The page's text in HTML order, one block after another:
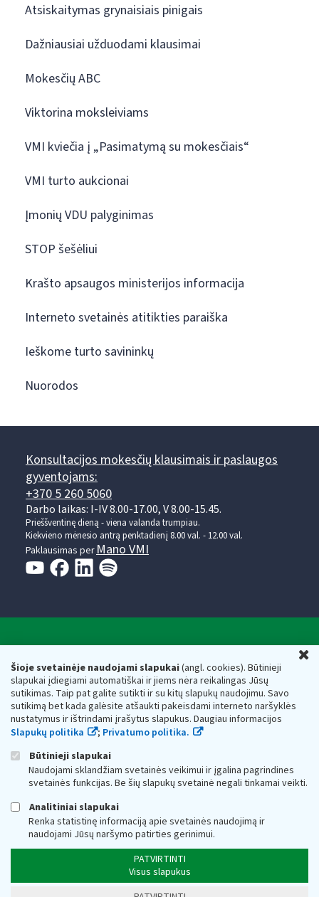
Šioje svetainėje naudojami slapukai(angl. cookies). Būtinieji
slapukai įdiegiami automatiškai ir jiems nėra reikalingas Jūsų
sutikimas. Taip pat galite sutikti ir su kitų slapukų naudojimu. Savo
sutikimą bet kada galėsite atšaukti pakeisdami interneto naršyklės
nustatymus ir ištrindami įrašytus slapukus. Daugiau informacijos
Slapukų politika
; Privatumo politika.
Būtinieji slapukai
Naudojami sklandžiam svetainės veikimui ir įgalina pagrindines
svetainės funkcijas. Be šių slapukų svetainė negali tinkamai veikti.
Analitiniai slapukai
Renka statistinę informaciją apie svetainės naudojimą ir
naudojami Jūsų naršymo patirties gerinimui.
PATVIRTINTI
Visus slapukus
Atsiskaitymas grynaisiais pinigais
Dažniausiai užduodami klausimai
Mokesčių ABC
Viktorina moksleiviams
VMI kviečia į „Pasimatymą su mokesčiais“
VMI turto aukcionai
Įmonių VDU palyginimas
STOP šešėliui
Krašto apsaugos ministerijos informacija
Interneto svetainės atitikties paraiška
Ieškome turto savininkų
Nuorodos
Konsultacijos mokesčių klausimais ir paslaugos
gyventojams:
+370 5 260 5060
Darbo laikas: I-IV 8.00-17.00, V 8.00-15.45.
Prieššventinę dieną - viena valanda trumpiau.
Kiekvieno mėnesio antrą penktadienį 8.00 val. - 12.00 val.
Paklausimas per Mano VMI
Respublikos finansų ministerijos
Biudžetinė įstaiga. Juridinio asmens kodas — 188659752,
adresas: Vasario 16-osios g. 14, 01107 Vilnius, Lietuva, el.paštas:
vmi@vmi.lt, E. pristatymo dėžutės adresas 188659752
Duomenys apie Valstybinę mokesčių inspekciją prie Lietuvos
Respublikos finansų ministerijos kaupiami ir saugomi Juridinių